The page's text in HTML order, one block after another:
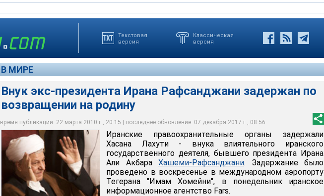
Текстовая
версия
Классическая
версия
В МИРЕ
Внук экс-президента Ирана Рафсанджани задержан по
возвращении на родину
время публикации: 22 марта 2010 г., 20:15 | последнее обновление: 07 декабря 2017 г., 08:56
Иранские правоохранительные органы задержали Хасана Лахути - внука
влиятельного иранского государственного деятеля, бывшего президента Ирана Али
Акбара Хашеми-Рафсанджани (на фото)
Reuters
Иранские правоохранительные органы задержали
Хасана Лахути - внука влиятельного иранского
государственного деятеля, бывшего президента Ирана
Али Акбара Хашеми-Рафсанджани. Задержание было
проведено в воскресенье в международном аэропорту
Тегерана "Имам Хомейни", в понедельник иранское
информационное агентство Fars.